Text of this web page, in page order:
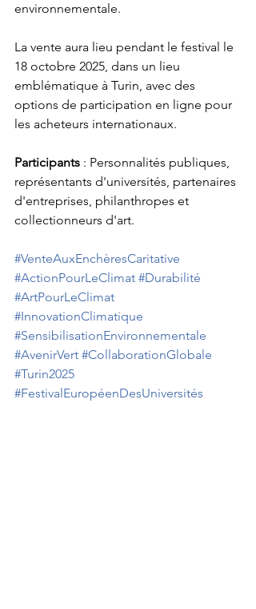
environnementale.
La vente aura lieu pendant le festival le
18 octobre 2025, dans un lieu
emblématique à Turin, avec des
options de participation en ligne pour
les acheteurs internationaux.
Participants : Personnalités publiques,
représentants d'universités, partenaires
d'entreprises, philanthropes et
collectionneurs d'art.
#VenteAuxEnchèresCaritative
#ActionPourLeClimat #Durabilité
#ArtPourLeClimat
#InnovationClimatique
#SensibilisationEnvironnementale
#AvenirVert #CollaborationGlobale
#Turin2025
#FestivalEuropéenDesUniversités